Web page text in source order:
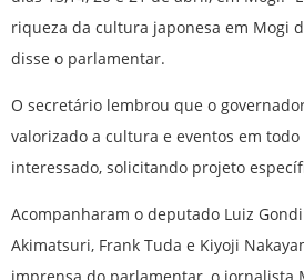
riqueza da cultura japonesa em Mogi
disse o parlamentar.
O secretário lembrou que o
valorizado a cultura e eventos em todo
interessado, solicitando projeto
Acompanharam o deputado Luiz
Akimatsuri, Frank Tuda e Kiyoji